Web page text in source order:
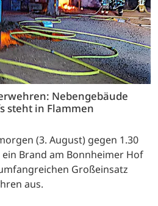
Nebengebäude
steht in Flammen
(3. August) gegen 1.30
Brand am Bonnheimer Hof
Großeinsatz
aus.